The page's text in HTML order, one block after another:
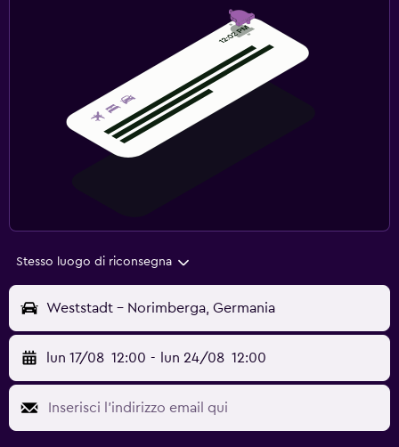
Stesso luogo di riconsegna
Weststadt - Norimberga, Germania
lun 17/08 12:00 - lun 24/08 12:00